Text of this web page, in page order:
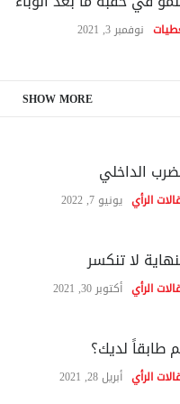
نوفمبر 3, 2021
SHOW MORE
الداخلي
الرأي يونيو 7, 2022
لا تنكسر
الرأي أكتوبر 30, 2021
طابقاً لديك؟
الرأي أبريل 28, 2021